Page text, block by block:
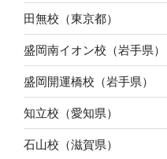
田無校（東京都）
盛岡南イオン校（岩手県）
盛岡開運橋校（岩手県）
知立校（愛知県）
石山校（滋賀県）